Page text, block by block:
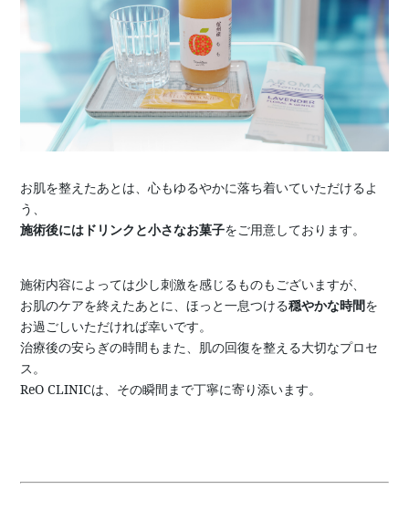
お肌を整えたあとは、心もゆるやかに落ち着いていただけるよ
う、
施術後にはドリンクと小さなお菓子をご用意しております。
施術内容によっては少し刺激を感じるものもございますが、
お肌のケアを終えたあとに、ほっと一息つける穏やかな時間を
お過ごしいただければ幸いです。
治療後の安らぎの時間もまた、肌の回復を整える大切なプロセ
ス。
ReO CLINICは、その瞬間まで丁寧に寄り添います。